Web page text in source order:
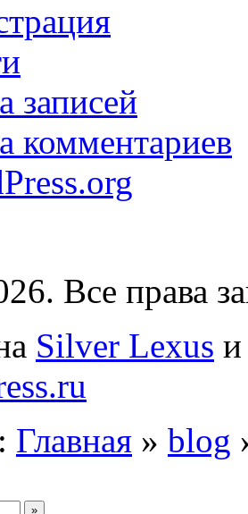
записей
комментариев
. Все права
Silver Lexus
Главная » blog